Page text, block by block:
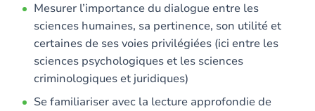
Mesurer l’importance du dialogue entre les
sciences humaines, sa pertinence, son utilité et
certaines de ses voies privilégiées (ici entre les
sciences psychologiques et les sciences
criminologiques et juridiques)
Se familiariser avec la lecture approfondie de